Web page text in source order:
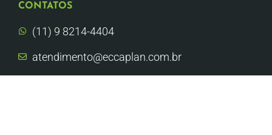
CONTATOS
(11) 9 8214-4404
atendimento@eccaplan.com.br